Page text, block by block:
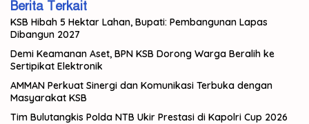
Berita Terkait
KSB Hibah 5 Hektar Lahan, Bupati: Pembangunan Lapas
Dibangun 2027
Demi Keamanan Aset, BPN KSB Dorong Warga Beralih ke
Sertipikat Elektronik
AMMAN Perkuat Sinergi dan Komunikasi Terbuka dengan
Masyarakat KSB
Tim Bulutangkis Polda NTB Ukir Prestasi di Kapolri Cup 2026